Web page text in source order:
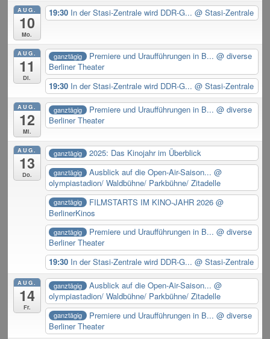
AUG.
10
Mo.
19:30 In der Stasi-Zentrale wird DDR-G...@ Stasi-Zentrale
AUG.
11
Di.
ganztägig Premiere und Uraufführungen in B... @ diverse
Berliner Theater
19:30 In der Stasi-Zentrale wird DDR-G...@ Stasi-Zentrale
AUG.
12
Mi.
ganztägig Premiere und Uraufführungen in B... @ diverse
Berliner Theater
AUG.
13
Do.
ganztägig 2025: Das Kinojahr im Überblick
ganztägig Ausblick auf die Open-Air-Saison... @
olympiastadion/ Waldbühne/ Parkbühne/ Zitadelle
ganztägig FILMSTARTS IM KINO-JAHR 2026 @
BerlinerKinos
ganztägig Premiere und Uraufführungen in B... @ diverse
Berliner Theater
19:30 In der Stasi-Zentrale wird DDR-G...@ Stasi-Zentrale
AUG.
14
Fr.
ganztägig Ausblick auf die Open-Air-Saison... @
olympiastadion/ Waldbühne/ Parkbühne/ Zitadelle
ganztägig Premiere und Uraufführungen in B... @ diverse
Berliner Theater